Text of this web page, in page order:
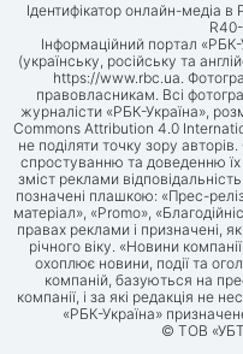
Ідентифікатор онлайн-медіа в
Інформаційний портал
(українську, російську та
https://www.rbc.ua.
правовласникам. Всі
журналісти «РБК-Україна»,
Commons Attribution 4.0
не поділяти точку зору
спростуванню та доведенню їх
зміст реклами
позначені плашкою: «Прес-
матеріал», «Promo»,
правах реклами і призначені,
річного віку. «Новини
охоплює новини, події та
компаній, базуються на
компанії, і за які редакція не
«РБК-Україна»
© ТОВ